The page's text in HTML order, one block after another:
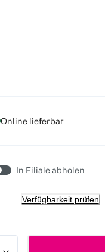
Online lieferbar
In Filiale abholen
Verfügbarkeit prüfen